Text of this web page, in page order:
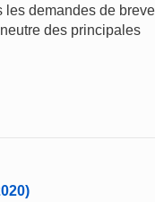
demandes de
des principales